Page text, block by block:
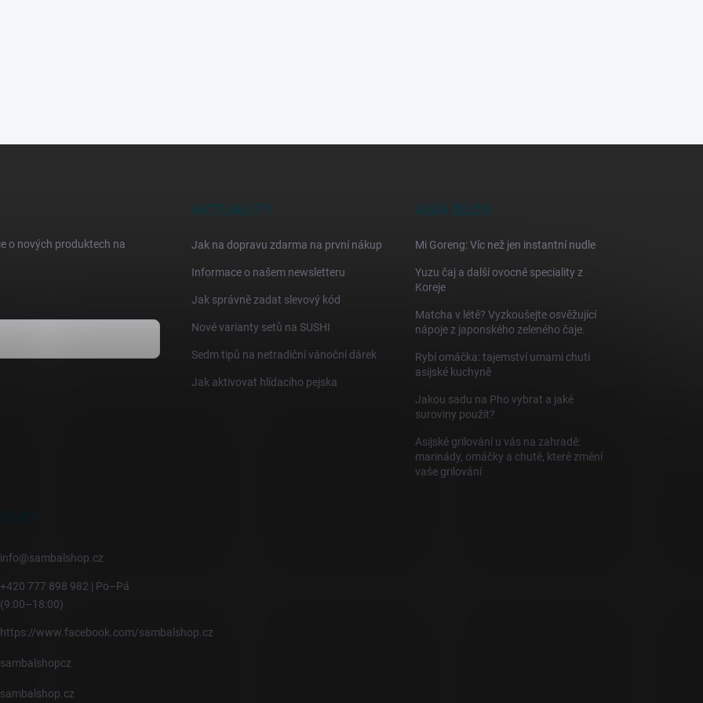
o nových produktech na
AKTUALITY
Jak na dopravu zdarma na první nákup
Informace o našem newsletteru
Jak správně zadat slevový kód
Nové varianty setů na SUSHI
Sedm tipů na netradiční vánoční dárek
Jak aktivovat hlídacího pejska
ASIA BLOG
Mi Goreng: Víc než jen instantní nudle
Yuzu čaj a další ovocné speciality z
Koreje
Matcha v létě? Vyzkoušejte osvěžující
nápoje z japonského zeleného čaje.
Rybí omáčka: tajemství umami chuti
asijské kuchyně
Jakou sadu na Pho vybrat a jaké
suroviny použít?
Asijské grilování u vás na zahradě:
marinády, omáčky a chutě, které změní
vaše grilování
info@sambalshop.cz
+420 777 898 982 | Po–Pá
(9:00–18:00)
https://www.facebook.com/sambalshop.cz
sambalshopcz
sambalshop.cz